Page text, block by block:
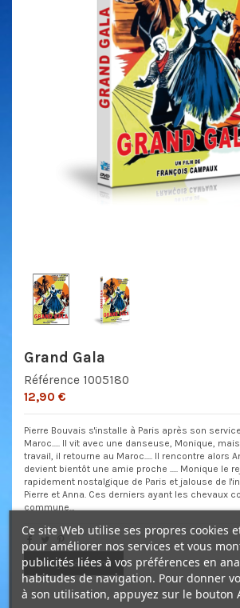
Grand Gala
Référence 1005180
12,90 €
Pierre Bouvais s'installe à Paris après son
Maroc..... Il vit avec une danseuse, Monique,
travail, il retourne au Maroc..... Il rencontre alors
devient bientôt une amie proche ..... Monique le
rapidement nostalgique de Paris et jalouse de
Pierre et Anna. Ces derniers ayant les chevaux
commune…
Envoyer à un ami
Ce site Web utilise ses propres cookies
pour améliorer nos services et vous
publicités liées à vos préférences en
habitudes de navigation. Pour donner
à son utilisation, appuyez sur le bouton